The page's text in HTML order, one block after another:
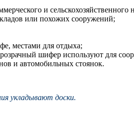
и сельскохозяйственного
или похожих сооружений;
местами для отдыха;
шифер используют для
и автомобильных стоянок.
укладывают доски.